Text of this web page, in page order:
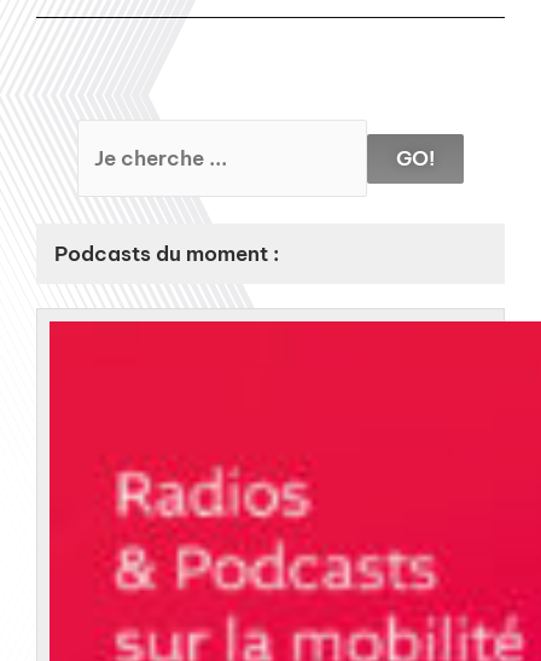
GO!
Podcasts du moment :